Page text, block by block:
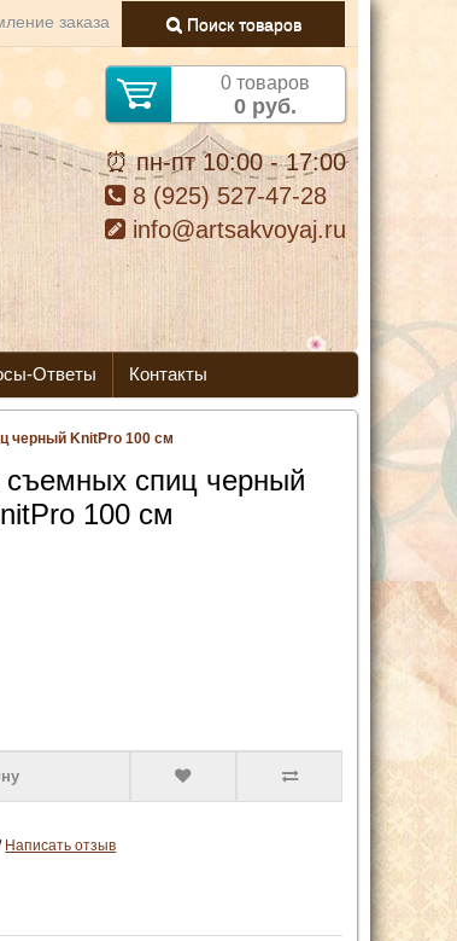
заказа Поиск товаров
0 товаров
0 руб.
⏰ пн-пт 10:00 - 17:00
8 (925) 527-47-28
info@artsakvoyaj.ru
Ответы Контакты
черный KnitPro 100 см
съемных спиц черный
100 см
Написать отзыв